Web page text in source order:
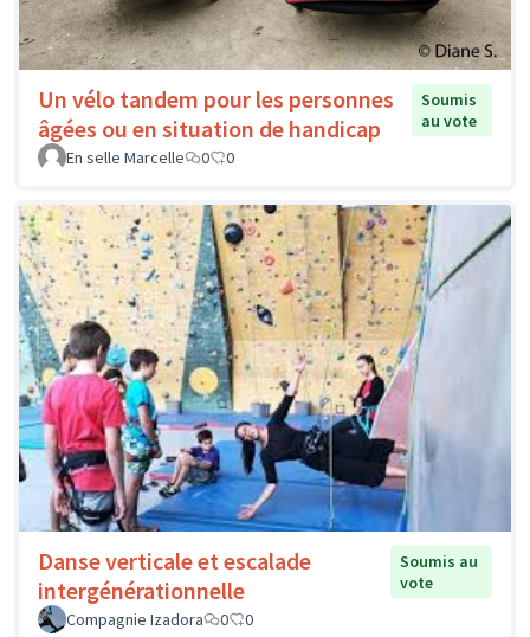
Un vélo tandem pour les personnes
âgées ou en situation de handicap
Soumis
au vote
En selle Marcelle
0 0
Danse verticale et escalade
intergénérationnelle
Soumis au
vote
Compagnie Izadora
0 0